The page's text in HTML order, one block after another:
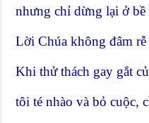
nhưng chỉ dừng lại ở
Lời Chúa không đâm
Khi thử thách gay gắt
tôi té nhào và bỏ cuộc,